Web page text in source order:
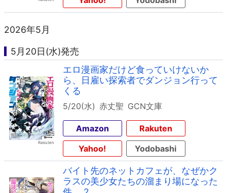
2026年5月
5月20日(水)発売
エロ漫画家だけど食っていけないか
ら、日雇い探索者でダンジョン行って
くる
5/20(水) 赤丈聖 GCN文庫
Amazon
Rakuten
Yahoo!
Yodobashi
バイト先のネットカフェが、なぜかク
ラスの美少女たちの溜まり場になった